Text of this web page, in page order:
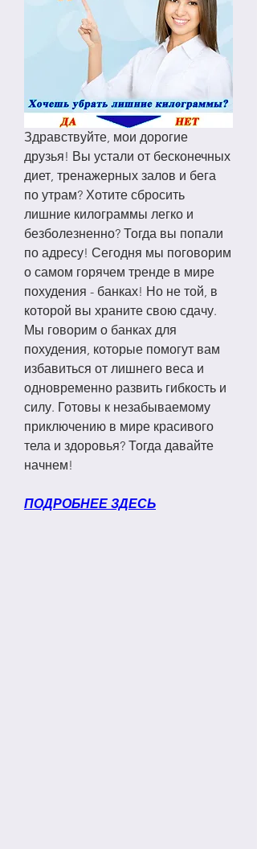
Здравствуйте, мои дорогие
друзья! Вы устали от бесконечных
диет, тренажерных залов и бега
по утрам? Хотите сбросить
лишние килограммы легко и
безболезненно? Тогда вы попали
по адресу! Сегодня мы поговорим
о самом горячем тренде в мире
похудения - банках! Но не той, в
которой вы храните свою сдачу.
Мы говорим о банках для
похудения, которые помогут вам
избавиться от лишнего веса и
одновременно развить гибкость и
силу. Готовы к незабываемому
приключению в мире красивого
тела и здоровья? Тогда давайте
начнем!
ПОДРОБНЕЕ ЗДЕСЬ